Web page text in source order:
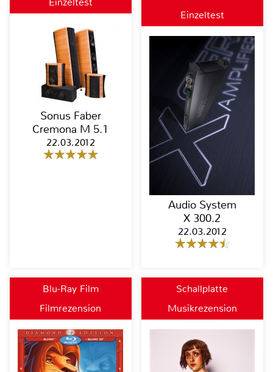
Sonus Faber
Cremona M 5.1
22.03.2012
Einzeltest
Audio System
X 300.2
22.03.2012
Blu-Ray Film
Filmrezension
Schallplatte
Musikrezension